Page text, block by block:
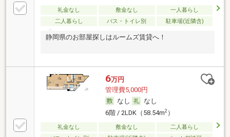
礼金なし 敷金なし
一人暮らし
二人暮らし
バス・トイレ別 駐車場(近隣含)
静岡県のお部屋探しはルームズ賃貸へ！
6万円
管理費5,000円
なし
なし
6階 / 2LDK（58.54m2）
礼金なし 敷金なし
二人暮らし